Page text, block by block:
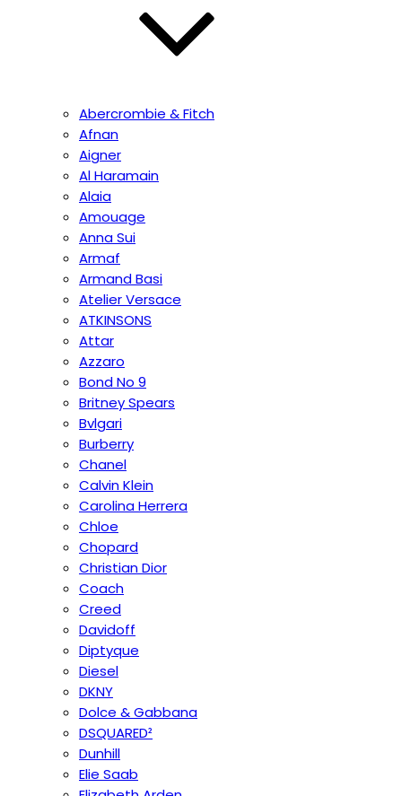
Abercrombie & Fitch
Afnan
Aigner
Al Haramain
Alaia
Amouage
Anna Sui
Armaf
Armand Basi
Atelier Versace
ATKINSONS
Attar
Azzaro
Bond No 9
Britney Spears
Bvlgari
Burberry
Chanel
Calvin Klein
Carolina Herrera
Chloe
Chopard
Christian Dior
Coach
Creed
Davidoff
Diptyque
Diesel
DKNY
Dolce & Gabbana
DSQUARED²
Dunhill
Elie Saab